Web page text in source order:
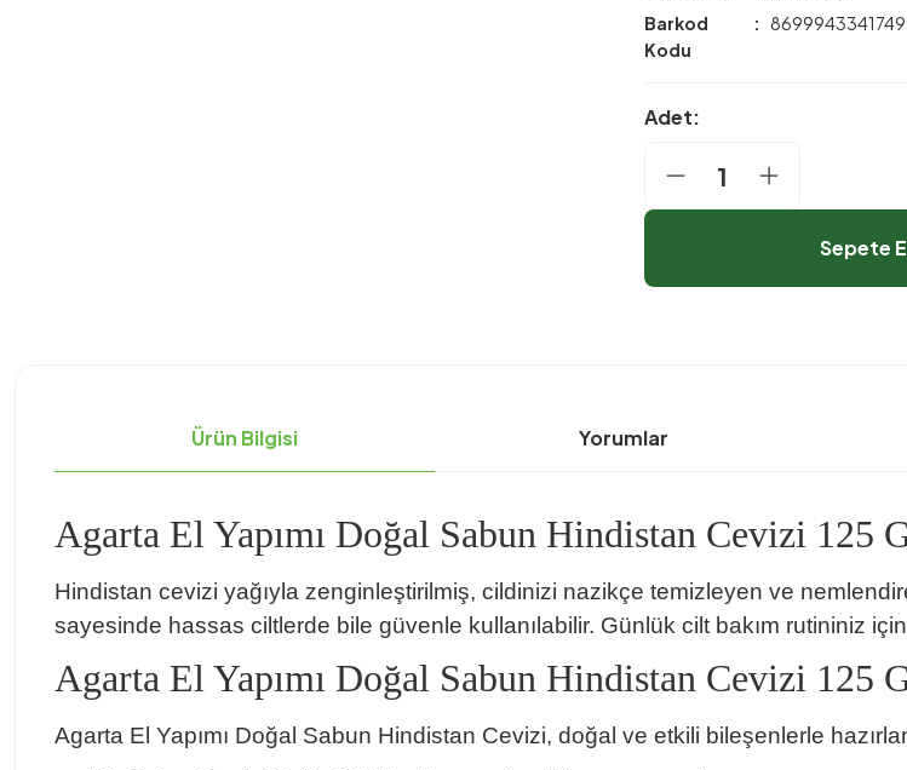
Barkod
Kodu
8699943341749
Adet:
Sepete
Ürün Bilgisi Yorumlar
Agarta El Yapımı Doğal Sabun Hindistan Cevizi 125
Hindistan cevizi yağıyla zenginleştirilmiş, cildinizi nazikçe temizleyen ve
sayesinde hassas ciltlerde bile güvenle kullanılabilir. Günlük cilt bakım rutininiz
Agarta El Yapımı Doğal Sabun Hindistan Cevizi 125
Agarta El Yapımı Doğal Sabun Hindistan Cevizi, doğal ve etkili bileşenlerle